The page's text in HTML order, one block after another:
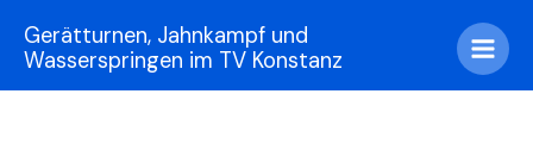
Inhalt
springen
Gerätturnen, Jahnkampf und
Wasserspringen im TV Konstanz